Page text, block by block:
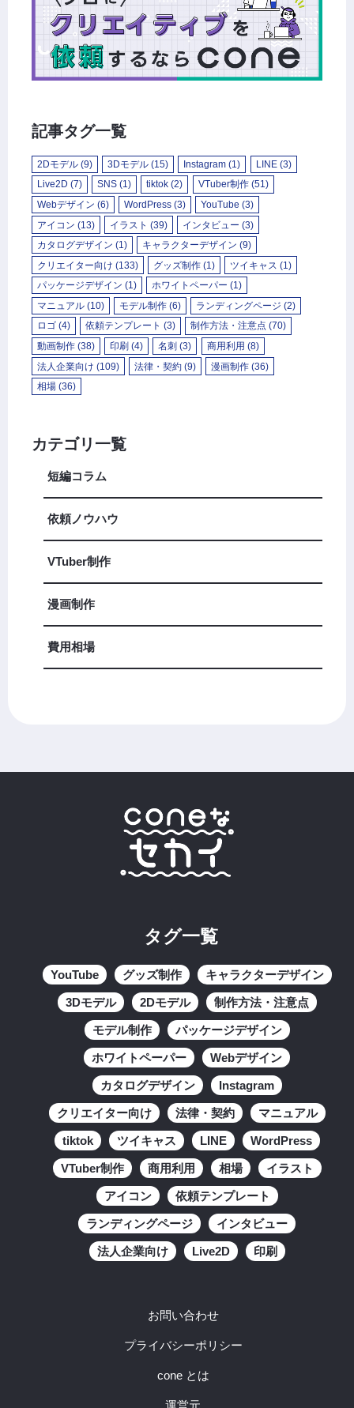
記事タグ一覧
2Dモデル (9) 3Dモデル (15) Instagram (1) LINE(3)
Live2D (7) SNS (1) tiktok (2) VTuber制作(51)
Webデザイン (6) WordPress (3) YouTube (3)
アイコン (13) イラスト (39) インタビュー (3)
カタログデザイン (1) キャラクターデザイン (9)
クリエイター向け (133) グッズ制作 (1) ツイキャス (1)
パッケージデザイン (1) ホワイトペーパー (1)
マニュアル (10) モデル制作 (6) ランディングページ (2)
ロゴ (4) 依頼テンプレート (3) 制作方法・注意点 (70)
動画制作 (38) 印刷 (4) 名刺 (3) 商用利用 (8)
法人企業向け (109) 法律・契約 (9) 漫画制作 (36)
相場 (36)
カテゴリ一覧
短編コラム
依頼ノウハウ
VTuber制作
漫画制作
費用相場
タグ一覧
YouTube グッズ制作 キャラクターデザイン
3Dモデル 2Dモデル 制作方法・注意点
モデル制作 パッケージデザイン
ホワイトペーパー Webデザイン
カタログデザイン Instagram
クリエイター向け 法律・契約 マニュアル
tiktok ツイキャス LINE WordPress
VTuber制作 商用利用 相場 イラスト
アイコン 依頼テンプレート
ランディングページ インタビュー
法人企業向け Live2D 印刷
お問い合わせ
プライバシーポリシー
cone とは
運営元